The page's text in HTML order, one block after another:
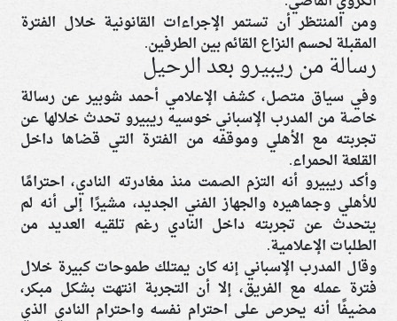
ومن المنتظر أن تستمر الإجراءات القانونية خلال الفترة
المقبلة لحسم النزاع القائم بين الطرفين.
رسالة من ريبيرو بعد الرحيل
وفي سياق متصل، كشف الإعلامي أحمد شوبير عن رسالة
خاصة من المدرب الإسباني خوسيه ريبيرو تحدث خلالها عن
تجربته مع الأهلي وموقفه من الفترة التي قضاها داخل
القلعة الحمراء.
وأكد ريبيرو أنه التزم الصمت منذ مغادرته النادي، احترامًا
للأهلي وجماهيره والجهاز الفني الجديد، مشيرًا إلى أنه لم
يتحدث عن تجربته داخل النادي رغم تلقيه العديد من
الطلبات الإعلامية.
وقال المدرب الإسباني إنه كان يمتلك طموحات كبيرة خلال
فترة عمله مع الفريق، إلا أن التجربة انتهت بشكل مبكر،
مضيفًا أنه يحرص على احترام نفسه واحترام النادي الذي